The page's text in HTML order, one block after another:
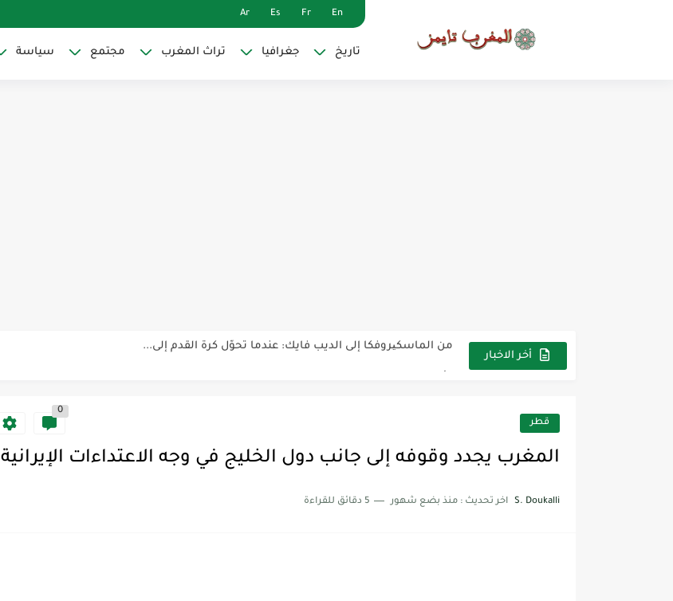
En
Fr
Es
Ar
تاريخ جغرافيا تراث المغرب مجتمع سياسة
أخر الاخبار كأس العالم روسيا 2018 - المغرب
تاريخ الانقلابات العسكرية في موريتانيا
قطر
0
المغرب يجدد وقوفه إلى جانب دول الخليج في وجه الاعتداءات الإيرانية
S. Doukalli اخر تحديث : منذ بضع شهور 5 دقائق للقراءة